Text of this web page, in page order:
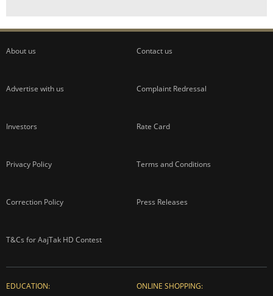
About us Contact us
Advertise with us Complaint Redressal
Investors Rate Card
Privacy Policy Terms and Conditions
Correction Policy Press Releases
T&Cs for AajTak HD Contest
EDUCATION: ONLINE SHOPPING: